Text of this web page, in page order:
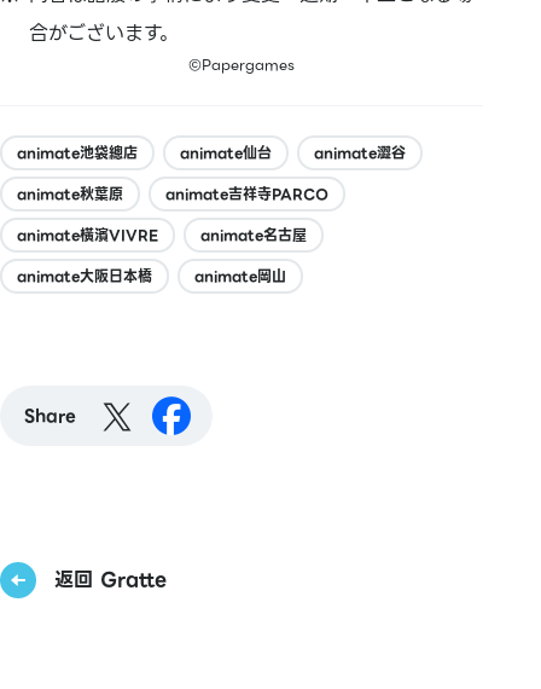
合がございます。
©Papergames
animate池袋總店 animate仙台
animate澀谷
animate秋葉原
animate吉祥寺PARCO
animate橫濱VIVRE
animate名古屋
animate大阪日本橋
animate岡山
Share
返回 Gratte